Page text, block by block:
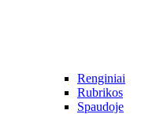
Renginiai
Rubrikos
Spaudoje